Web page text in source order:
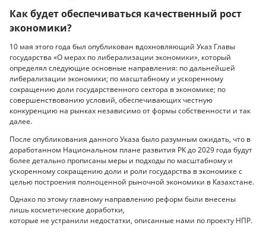
Как будет обеспечиваться качественный рост
экономики?
10 мая этого года был опубликован вдохновляющий Указ Главы
государства «О мерах по либерализации экономики», который
определял следующие основные направления: по дальнейшей
либерализации экономики; по масштабному и ускоренному
сокращению доли государственного сектора в экономике; по
совершенствованию условий, обеспечивающих честную
конкуренцию на рынках независимо от формы собственности и так
далее.
После опубликования данного Указа было разумным ожидать, что в
доработанном Национальном плане развития РК до 2029 года будут
более детально прописаны меры и подходы по масштабному и
ускоренному сокращению доли и роли государства в экономике с
целью построения полноценной рыночной экономики в Казахстане.
Однако по этому главному направлению реформ были внесены
лишь косметические доработки,
которые не устранили недостатки, описанные нами по проекту НПР.